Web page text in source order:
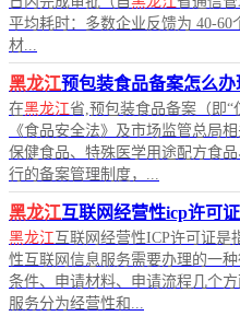
平均耗时：多数企业反馈为 40-
材...
黑龙江预包装食品备案怎么
在黑龙江省,预包装食品备案（即“
《食品安全法》及市场监管总局
保健食品、特殊医学用途配方食
行的备案管理制度，...
黑龙江互联网经营性icp许可证
黑龙江 互联网经营性ICP许可证是
性互联网信息服务需要办理的一
条件、申请材料、申请流程几个
服务分为经营性和...